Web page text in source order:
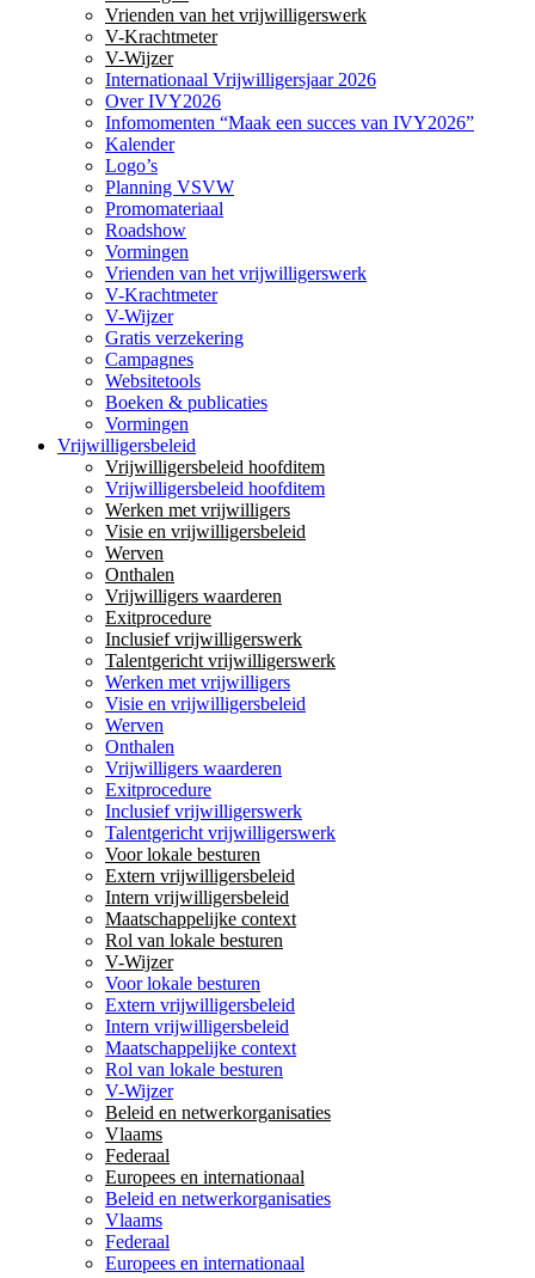
Vrienden van het vrijwilligerswerk
V-Krachtmeter
V-Wijzer
Internationaal Vrijwilligersjaar 2026
Over IVY2026
Infomomenten “Maak een succes van IVY2026”
Kalender
Logo’s
Planning VSVW
Promomateriaal
Roadshow
Vormingen
Vrienden van het vrijwilligerswerk
V-Krachtmeter
V-Wijzer
Gratis verzekering
Campagnes
Websitetools
Boeken & publicaties
Vormingen
Vrijwilligersbeleid
Vrijwilligersbeleid hoofditem
Vrijwilligersbeleid hoofditem
Werken met vrijwilligers
Visie en vrijwilligersbeleid
Werven
Onthalen
Vrijwilligers waarderen
Exitprocedure
Inclusief vrijwilligerswerk
Talentgericht vrijwilligerswerk
Werken met vrijwilligers
Visie en vrijwilligersbeleid
Werven
Onthalen
Vrijwilligers waarderen
Exitprocedure
Inclusief vrijwilligerswerk
Talentgericht vrijwilligerswerk
Voor lokale besturen
Extern vrijwilligersbeleid
Intern vrijwilligersbeleid
Maatschappelijke context
Rol van lokale besturen
V-Wijzer
Voor lokale besturen
Extern vrijwilligersbeleid
Intern vrijwilligersbeleid
Maatschappelijke context
Rol van lokale besturen
V-Wijzer
Beleid en netwerkorganisaties
Vlaams
Federaal
Europees en internationaal
Beleid en netwerkorganisaties
Vlaams
Federaal
Europees en internationaal